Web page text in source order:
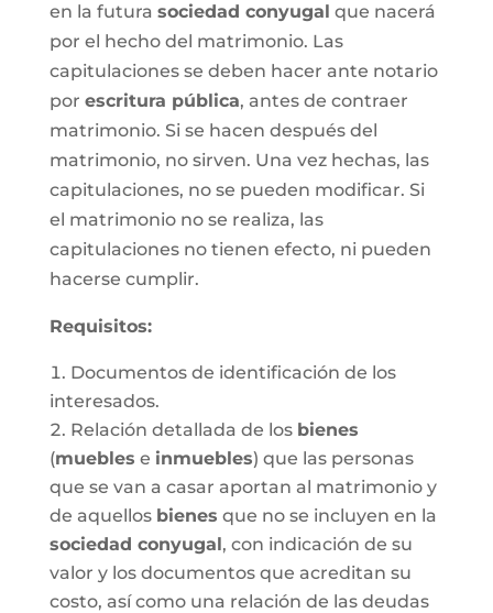
en la futura sociedad conyugal que nacerá
por el hecho del matrimonio. Las
capitulaciones se deben hacer ante notario
por escritura pública, antes de contraer
matrimonio. Si se hacen después del
matrimonio, no sirven. Una vez hechas, las
capitulaciones, no se pueden modificar. Si
el matrimonio no se realiza, las
capitulaciones no tienen efecto, ni pueden
hacerse cumplir.
Requisitos:
Documentos de identificación de los
interesados.
Relación detallada de los bienes
(muebles e inmuebles) que las personas
que se van a casar aportan al matrimonio y
de aquellos bienes que no se incluyen en la
sociedad conyugal, con indicación de su
valor y los documentos que acreditan su
costo, así como una relación de las deudas